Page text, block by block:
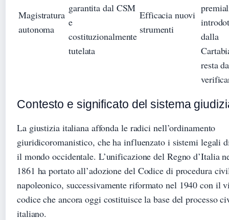
Magistratura
autonoma
garantita dal CSM
e
costituzionalmente
tutelata
Efficacia nuovi
strumenti
dalla
resta da
Contesto e significato del sistema
La giustizia italiana affonda le radici nell’ordinamento
giuridicoromanistico, che ha influenzato i sistemi legali
il mondo occidentale. L’unificazione del Regno d’Italia
1861 ha portato all’adozione del Codice di procedura
napoleonico, successivamente riformato nel 1940 con il
codice che ancora oggi costituisce la base del processo
italiano.